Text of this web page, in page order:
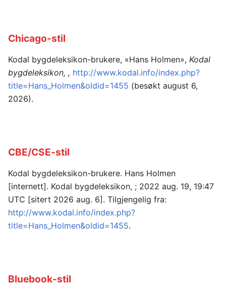
Chicago-stil
Kodal bygdeleksikon-brukere, «Hans Holmen», Kodal
bygdeleksikon, , http://www.kodal.info/index.php?
title=Hans_Holmen&oldid=1455 (besøkt august 6,
2026).
CBE/CSE-stil
Kodal bygdeleksikon-brukere. Hans Holmen
[internett]. Kodal bygdeleksikon, ; 2022 aug. 19, 19:47
UTC [sitert 2026 aug. 6]. Tilgjengelig fra:
http://www.kodal.info/index.php?
title=Hans_Holmen&oldid=1455.
Bluebook-stil